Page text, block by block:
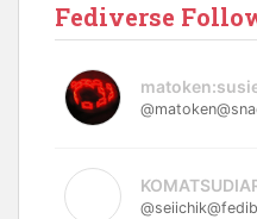
Fediverse